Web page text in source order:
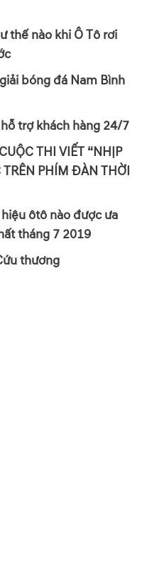
thế nào khi Ô Tô rơi
bóng đá Nam Bình
trợ khách hàng 24/7
THI VIẾT “NHỊP
TRÊN PHÍM ĐÀN THỜI
ôtô nào được ưa
tháng 7 2019
thương